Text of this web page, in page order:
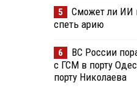
5
Сможет ли ИИ
спеть арию
6
ВС России
с ГСМ в порту
порту Николаева